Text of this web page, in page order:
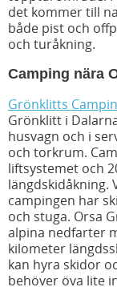
det kommer till
både pist och
och turåkning.
Camping nära
Grönklitts
Grönklitt i
husvagn och i
och torkrum.
liftsystemet och
längdskidåkning.
campingen har
och stuga. Orsa
alpina nedfarter
kilometer
kan hyra skidor
behöver öva lite